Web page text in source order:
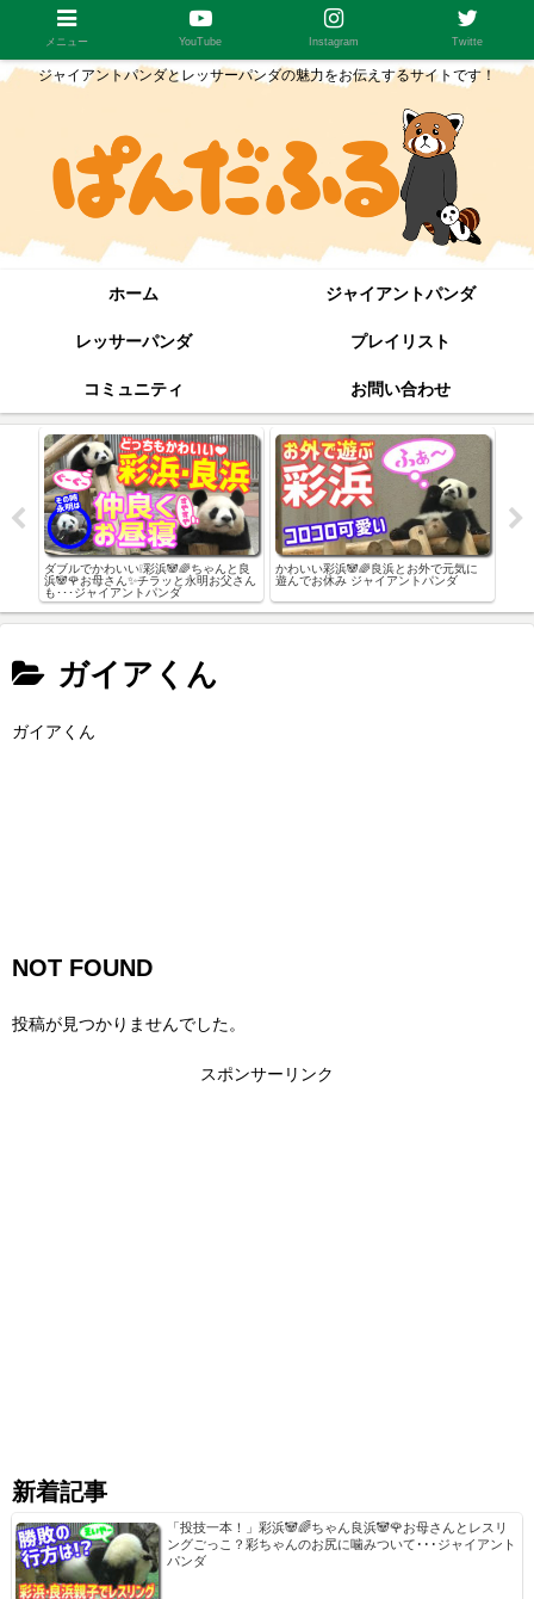
ジャイアントパンダとレッサーパンダの魅力をお伝えするサイトです！
ホーム ジャイアントパンダ
レッサーパンダ プレイリスト
コミュニティ お問い合わせ
ダブルでかわいい❕彩浜🐼🌈ちゃんと良
浜🐼🌹お母さん✨チラッと永明お父さん
も･･･ジャイアントパンダ
かわいい彩浜🐼🌈良浜とお外で元気に
遊んでお休み ジャイアントパンダ
ガイアくん
ガイアくん
NOT FOUND
投稿が見つかりませんでした。
スポンサーリンク
新着記事
「投技一本！」彩浜🐼🌈ちゃん良浜🐼🌹お母さんとレスリ
ングごっこ？彩ちゃんのお尻に噛みついて･･･ジャイアント
パンダ
メニュー YouTube Instagram Twitte